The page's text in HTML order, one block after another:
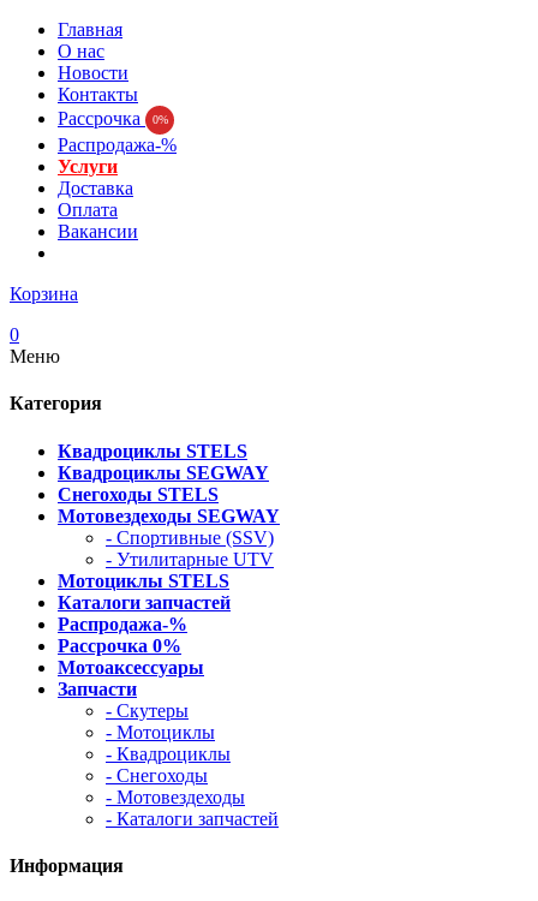
Главная
О нас
Новости
Контакты
Рассрочка
0%
Распродажа-%
Услуги
Доставка
Оплата
Вакансии
Корзина
0
Меню
Категория
Квадроциклы STELS
Квадроциклы SEGWAY
Снегоходы STELS
Мотовездеходы SEGWAY
- Спортивные (SSV)
- Утилитарные UTV
Мотоциклы STELS
Каталоги запчастей
Распродажа-%
Рассрочка 0%
Мотоаксессуары
Запчасти
- Скутеры
- Мотоциклы
- Квадроциклы
- Снегоходы
- Мотовездеходы
- Каталоги запчастей
Информация